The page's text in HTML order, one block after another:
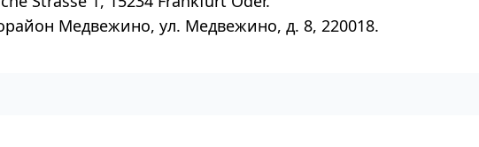
Медвежино, ул. Медвежино, д. 8, 220018.